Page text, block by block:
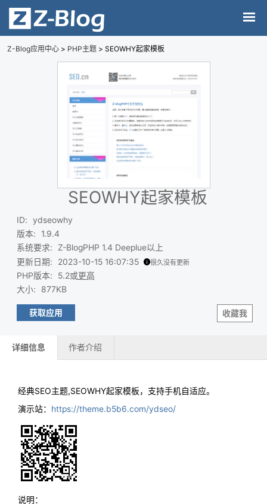
Z-Blog应用中心 > PHP主题 > SEOWHY起家模板
SEOWHY起家模板
ID:
ydseowhy
版本:
1.9.4
系统要求:
Z-BlogPHP 1.4 Deeplue以上
更新日期: 2023-10-15 16:07:35 很久没有更新
PHP版本: 5.2或更高
大小: 877KB
收藏我
获取应用
详细信息 作者介绍
经典SEO主题,SEOWHY起家模板，支持手机自适应。
演示站： https://theme.b5b6.com/ydseo/
说明：